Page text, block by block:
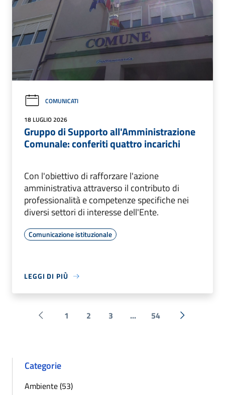
COMUNICATI
18 LUGLIO 2026
Gruppo di Supporto all'Amministrazione
Comunale: conferiti quattro incarichi
Con l'obiettivo di rafforzare l'azione
amministrativa attraverso il contributo di
professionalità e competenze specifiche nei
diversi settori di interesse dell'Ente.
Comunicazione istituzionale
LEGGI DI PIÙ
Pagina precedente
1 2 3 ... 54 Successiva
Categorie
Ambiente (53)